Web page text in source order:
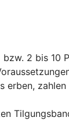
2 bis 10